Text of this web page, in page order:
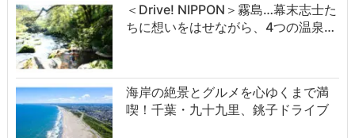
＜Drive! NIPPON＞霧島…幕末志士た
ちに想いをはせながら、4つの温泉…
海岸の絶景とグルメを心ゆくまで満
喫！千葉・九十九里、銚子ドライブ